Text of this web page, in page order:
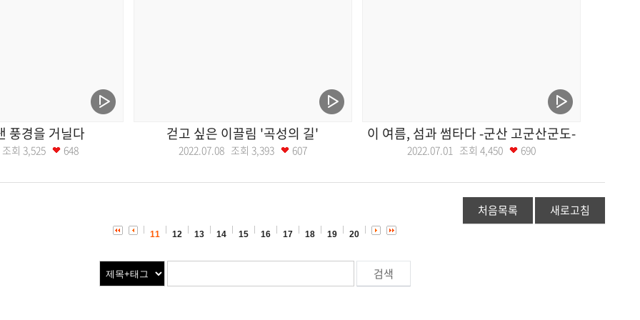
풍경을 거닐다
회 3,525 648
걷고 싶은 이끌림 '곡성의 길'
2022.07.08 조회 3,393 607
이 여름, 섬과 썸타다 -군산 고군산군도-
2022.07.01 조회 4,450 690
처음목록 새로고침
11 12 13 14 15 16 17 18 19 20